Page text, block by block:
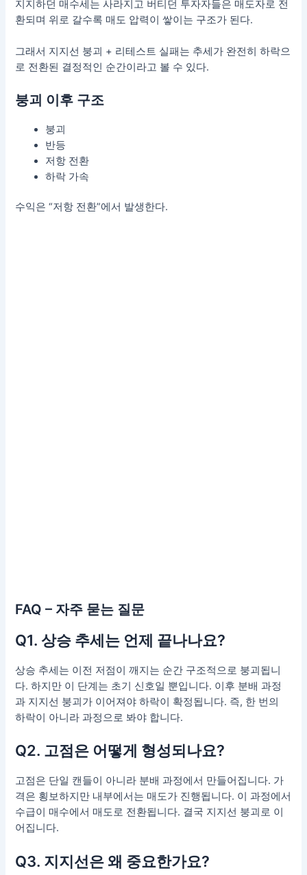
지지하던 매수세는 사라지고 버티던 투자자들은 매도자로 전
환되며 위로 갈수록 매도 압력이 쌓이는 구조가 된다.
그래서 지지선 붕괴 + 리테스트 실패는 추세가 완전히 하락으
로 전환된 결정적인 순간이라고 볼 수 있다.
붕괴 이후 구조
붕괴
반등
저항 전환
하락 가속
수익은 “저항 전환”에서 발생한다.
FAQ – 자주 묻는 질문
Q1. 상승 추세는 언제 끝나나요?
상승 추세는 이전 저점이 깨지는 순간 구조적으로 붕괴됩니
다. 하지만 이 단계는 초기 신호일 뿐입니다. 이후 분배 과정
과 지지선 붕괴가 이어져야 하락이 확정됩니다. 즉, 한 번의
하락이 아니라 과정으로 봐야 합니다.
Q2. 고점은 어떻게 형성되나요?
고점은 단일 캔들이 아니라 분배 과정에서 만들어집니다. 가
격은 횡보하지만 내부에서는 매도가 진행됩니다. 이 과정에서
수급이 매수에서 매도로 전환됩니다. 결국 지지선 붕괴로 이
어집니다.
Q3. 지지선은 왜 중요한가요?